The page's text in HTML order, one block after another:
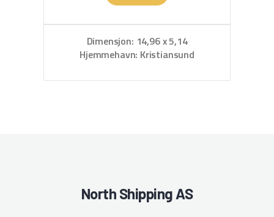
Dimensjon: 14,96 x 5,14
Hjemmehavn: Kristiansund
North Shipping AS